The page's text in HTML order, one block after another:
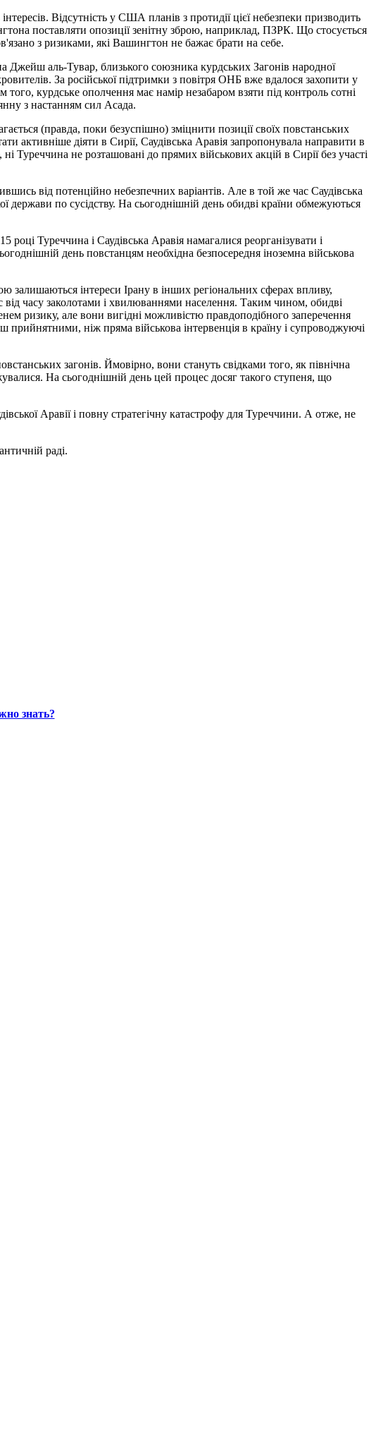
Відсутність у США планів з протидії цієї небезпеки призводить
поставляти опозиції зенітну зброю, наприклад, ПЗРК. Що стосується
з ризиками, які Вашингтон не бажає брати на себе.
Джейш аль-Тувар, близького союзника курдських Загонів народної
За російської підтримки з повітря ОНБ вже вдалося захопити у
курдське ополчення має намір незабаром взяти під контроль сотні
з настанням сил Асада.
(правда, поки безуспішно) зміцнити позиції своїх повстанських
активніше діяти в Сирії, Саудівська Аравія запропонувала направити в
Туреччина не розташовані до прямих військових акцій в Сирії без участі
від потенційно небезпечних варіантів. Але в той же час Саудівська
держави по сусідству. На сьогоднішній день обидві країни обмежуються
Туреччина і Саудівська Аравія намагалися реорганізувати і
день повстанцям необхідна безпосередня іноземна військова
інтереси Ірану в інших регіональних сферах впливу,
від часу заколотами і хвилюваннями населення. Таким чином, обидві
ризику, але вони вигідні можливістю правдоподібного заперечення
ніж пряма військова інтервенція в країну і супроводжуючі
загонів. Ймовірно, вони стануть свідками того, як північна
На сьогоднішній день цей процес досяг такого ступеня, що
Аравії і повну стратегічну катастрофу для Туреччини. А отже, не
раді.
знать?